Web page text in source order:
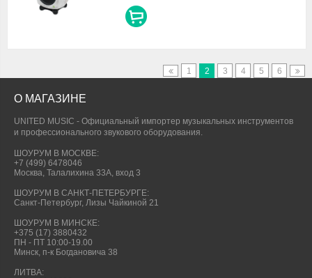
1 2 3 4 5 6
О МАГАЗИНЕ
UNITED MUSIC - Официальный импортер музыкальных инструментов
и профессионального звукового оборудования.
ШОУРУМ В МОСКВЕ:
+7 (499) 6478046
Москва, Талалихина 33А, вход 3
ШОУРУМ В САНКТ-ПЕТЕРБУРГЕ:
Санкт-Петербург, Лизы Чайкиной 21
ШОУРУМ В МИНСКЕ:
+375 (17) 3880432
ПН - ПТ 10:00-19.00
Минск, п-к Богдановича 38
ЛИТВА: